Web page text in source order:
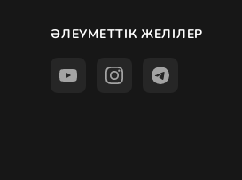
ӘЛЕУМЕТТІК ЖЕЛІЛЕР